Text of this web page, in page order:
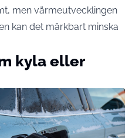
men värmeutvecklingen
kan det märkbart minska
kyla eller